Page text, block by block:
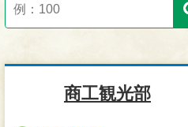
商工観光部